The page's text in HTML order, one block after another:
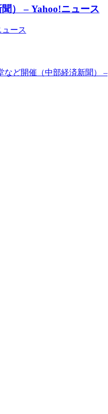
） – Yahoo!ニュース
ース
など開催（中部経済新聞） –